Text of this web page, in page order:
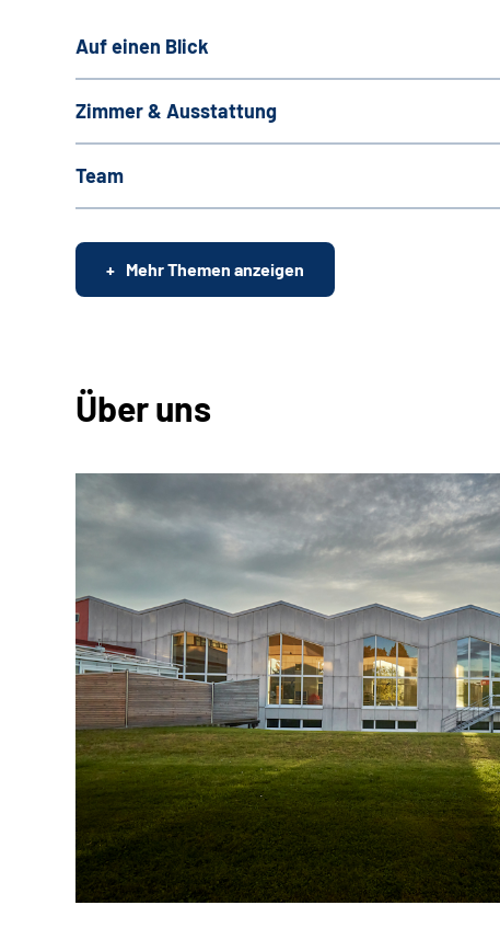
Auf einen Blick
Zimmer & Ausstattung
Team
Mehr Themen anzeigen
Über uns